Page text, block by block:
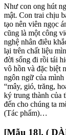
Như con ong hút
mật. Con trai chịu
tạo nên viên ngọc
cũng là một công
nghệ nhân điêu
lại trên chất liệu
đời sống đi rồi tái
vô hồn và đặc biệt
ngôn ngữ của
“mây, gió, trăng,
ký trung thành
đến cho chúng ta
(Tác phẩm)…
[Mẫu 18]. (